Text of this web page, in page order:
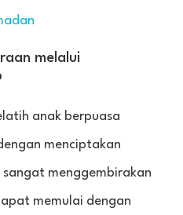
melalui
anak berpuasa
menciptakan
sangat menggembirakan
memulai dengan